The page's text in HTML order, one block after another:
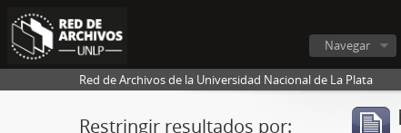
Navegar
Red de Archivos de la Universidad Nacional de La Plata
Restringir resultados por: